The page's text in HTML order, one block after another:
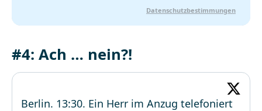
Datenschutzbestimmungen
#4: Ach … nein?!
Berlin. 13:30. Ein Herr im Anzug telefoniert